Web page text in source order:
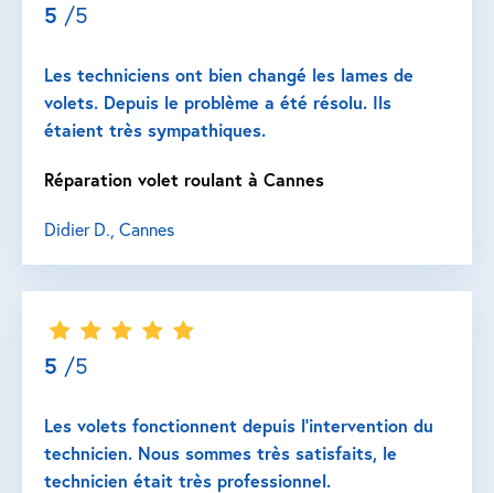
5 /5
Les techniciens ont bien changé les lames de
volets. Depuis le problème a été résolu. Ils
étaient très sympathiques.
Réparation volet roulant à Cannes
Didier D., Cannes
5 /5
Les volets fonctionnent depuis l’intervention du
technicien. Nous sommes très satisfaits, le
technicien était très professionnel.